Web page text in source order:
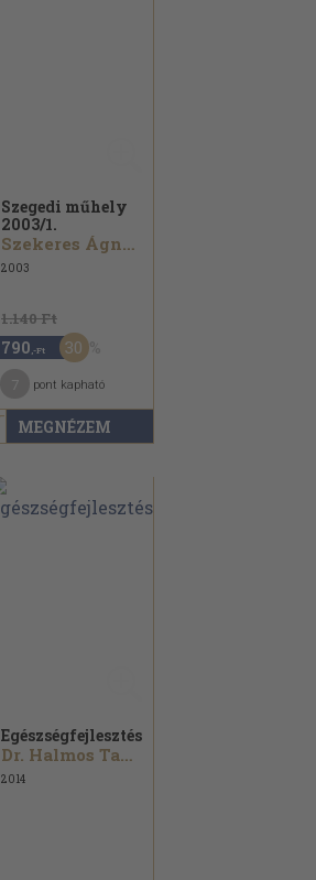
MEGNÉZEM
Szegedi műhely
2003/1.
Szekeres Ágnes...
2003
1.140 Ft
790 ,-Ft 30
pont kapható
Egészségfejlesztés
Dr. Halmos Tamásné...
2014